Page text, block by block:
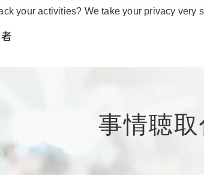
事情聴
your activities? We take your privacy